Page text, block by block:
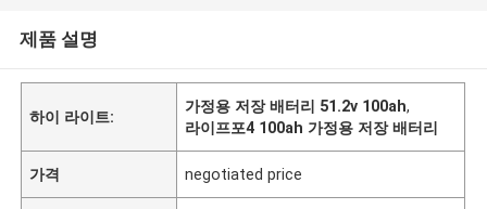
제품 설명
하이 라이트:
가정용 저장 배터리 51.2v 100ah,
라이프포4 100ah 가정용 저장 배터리
가격 negotiated price